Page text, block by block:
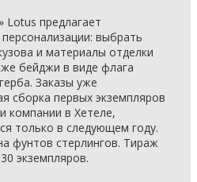
Lotus предлагает
выбрать
и материалы отделки
бейджи в виде флага
Заказы уже
сборка первых экземпляров
компании в Хетеле,
только в следующем году.
фунтов стерлингов. Тираж
экземпляров.